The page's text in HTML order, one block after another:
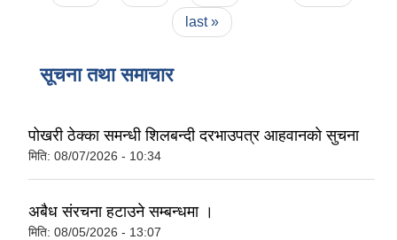
last »
सूचना तथा समाचार
पोखरी ठेक्का समन्धी शिलबन्दी दरभाउपत्र आहवानकाे सुचना
मिति: 08/07/2026 - 10:34
अबैध संरचना हटाउने सम्बन्धमा ।
मिति: 08/05/2026 - 13:07